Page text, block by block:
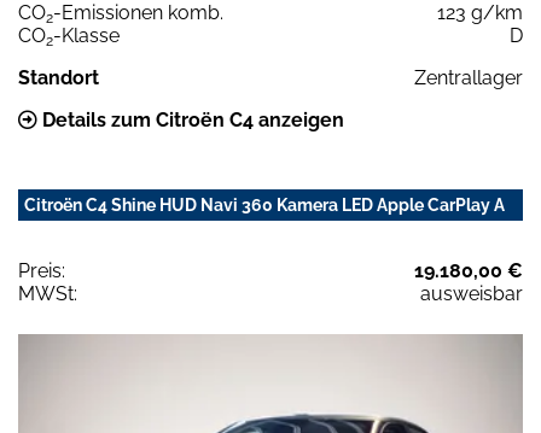
CO2-Emissionen komb.
123 g/km
CO2-Klasse
D
Standort
Zentrallager
Details zum Citroën C4 anzeigen
Citroën C4 Shine HUD Navi 360 Kamera LED Apple CarPlay A
Preis:
19.180,00 €
MWSt:
ausweisbar